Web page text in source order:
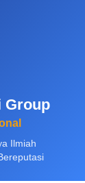
Group
Ilmiah